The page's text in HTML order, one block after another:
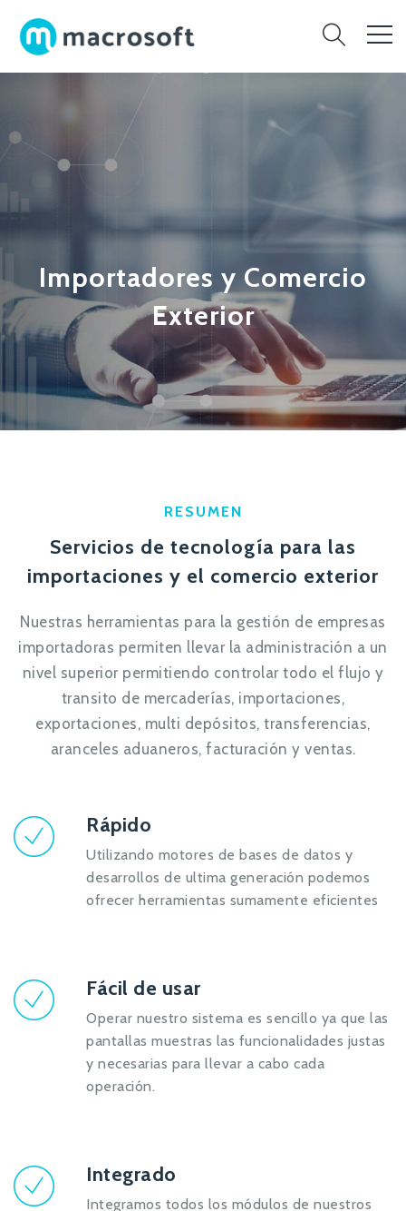
Importadores y Comercio
Exterior
RESUMEN
Servicios de tecnología para las
importaciones y el comercio exterior
Nuestras herramientas para la gestión de empresas
importadoras permiten llevar la administración a un
nivel superior permitiendo controlar todo el flujo y
transito de mercaderías, importaciones,
exportaciones, multi depósitos, transferencias,
aranceles aduaneros, facturación y ventas.
Rápido
Utilizando motores de bases de datos y
desarrollos de ultima generación podemos
ofrecer herramientas sumamente eficientes
Fácil de usar
Operar nuestro sistema es sencillo ya que las
pantallas muestras las funcionalidades justas
y necesarias para llevar a cabo cada
operación.
Integrado
Integramos todos los módulos de nuestros